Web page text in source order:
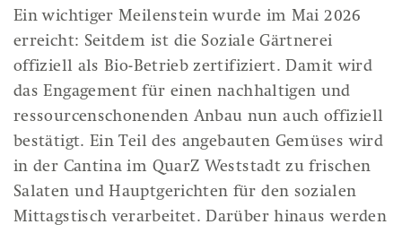
Ein wichtiger Meilenstein wurde im Mai 2026
erreicht: Seitdem ist die Soziale Gärtnerei
offiziell als Bio-Betrieb zertifiziert. Damit wird
das Engagement für einen nachhaltigen und
ressourcenschonenden Anbau nun auch offiziell
bestätigt. Ein Teil des angebauten Gemüses wird
in der Cantina im QuarZ Weststadt zu frischen
Salaten und Hauptgerichten für den sozialen
Mittagstisch verarbeitet. Darüber hinaus werden